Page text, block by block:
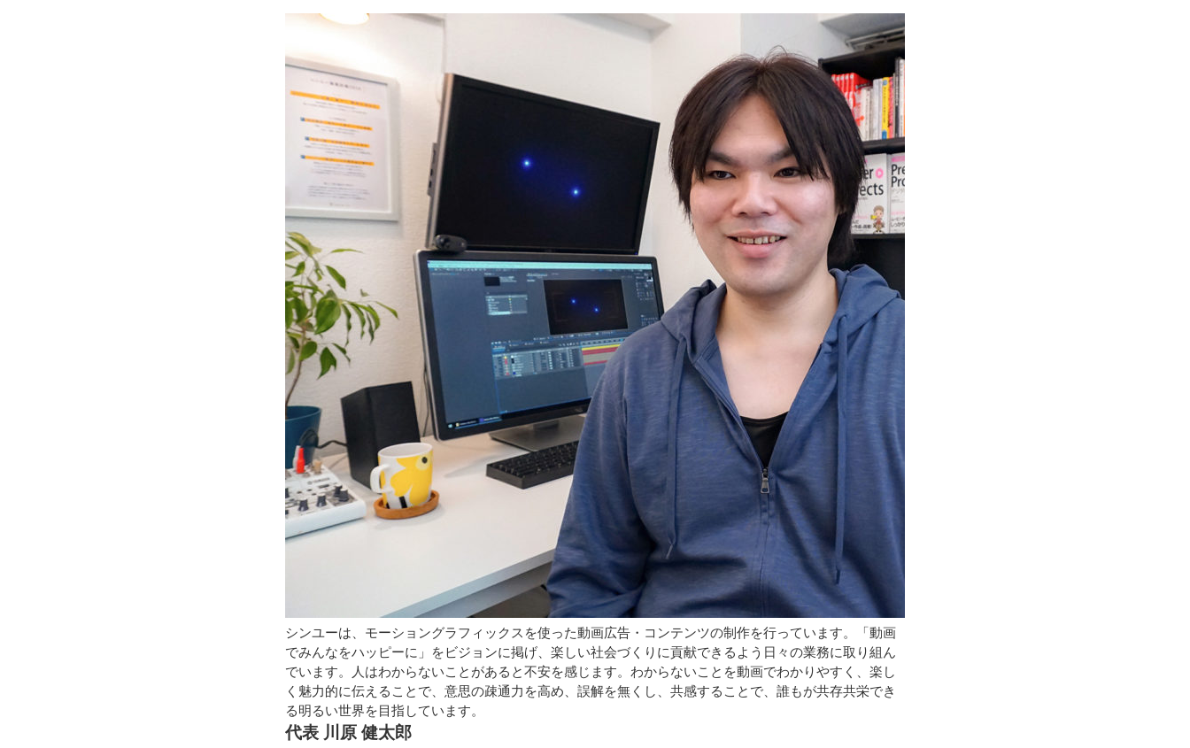
シンユーは、モーショングラフィックスを使った動画広告・コンテンツの制作を行っています。「動画
でみんなをハッピーに」をビジョンに掲げ、楽しい社会づくりに貢献できるよう日々の業務に取り組ん
でいます。人はわからないことがあると不安を感じます。わからないことを動画でわかりやすく、楽し
く魅力的に伝えることで、意思の疎通力を高め、誤解を無くし、共感することで、誰もが共存共栄でき
る明るい世界を目指しています。
代表 川原 健太郎